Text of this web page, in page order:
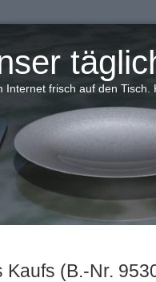
Internet frisch auf den Tisch.
Kaufs (B.-Nr.